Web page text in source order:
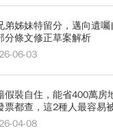
弟姊妹特留分，邁向遺
分條文修正草案解析
06-03
假裝自住，能省400萬房
票都查，這2種人最容易
04-08